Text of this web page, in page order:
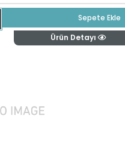
Sepete Ekle
Ürün Detayı